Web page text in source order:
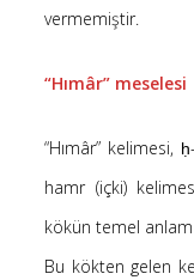
vermemiştir.
“Hımâr” meselesi
“Hımâr” kelimesi,
hamr (içki)
kökün temel anlam
Bu kökten gelen